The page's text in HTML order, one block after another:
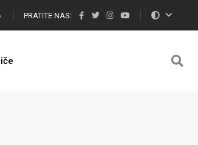
PRATITE NAS: